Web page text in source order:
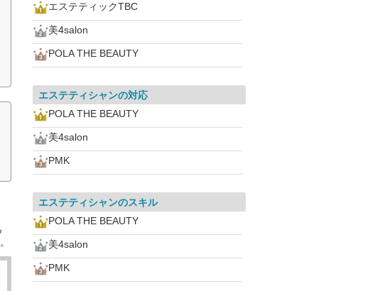
エステティックTBC
美4salon
POLA THE BEAUTY
エステティシャンの対応
POLA THE BEAUTY
美4salon
PMK
エステティシャンのスキル
POLA THE BEAUTY
美4salon
PMK